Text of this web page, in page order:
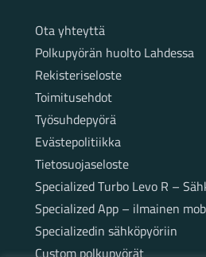
SivutOta yhteyttä
Polkupyörän huolto Lahdessa
Rekisteriseloste
Toimitusehdot
Työsuhdepyörä
Evästepolitiikka
Tietosuojaseloste
Specialized Turbo Levo R –
Specialized App – ilmainen
Specializedin sähköpyöriin